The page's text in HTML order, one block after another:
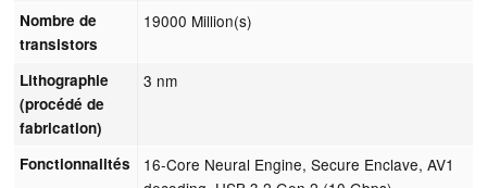
Nombre de
transistors
19000 Million(s)
Lithographie
(procédé de
fabrication)
3 nm
Fonctionnalités
16-Core Neural Engine, Secure Enclave, AV1